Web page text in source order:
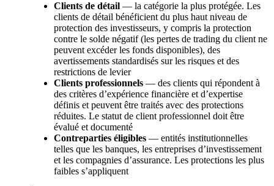
Clients de détail — la catégorie la plus protégée. Les
clients de détail bénéficient du plus haut niveau de
protection des investisseurs, y compris la protection
contre le solde négatif (les pertes de trading du client ne
peuvent excéder les fonds disponibles), des
avertissements standardisés sur les risques et des
restrictions de levier
Clients professionnels — des clients qui répondent à
des critères d’expérience financière et d’expertise
définis et peuvent être traités avec des protections
réduites. Le statut de client professionnel doit être
évalué et documenté
Contreparties éligibles — entités institutionnelles
telles que les banques, les entreprises d’investissement
et les compagnies d’assurance. Les protections les plus
faibles s’appliquent